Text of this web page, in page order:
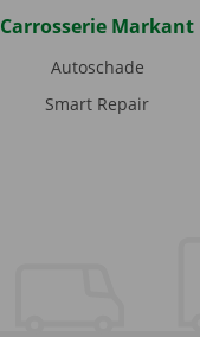
Carrosserie Markant
Autoschade
Smart Repair